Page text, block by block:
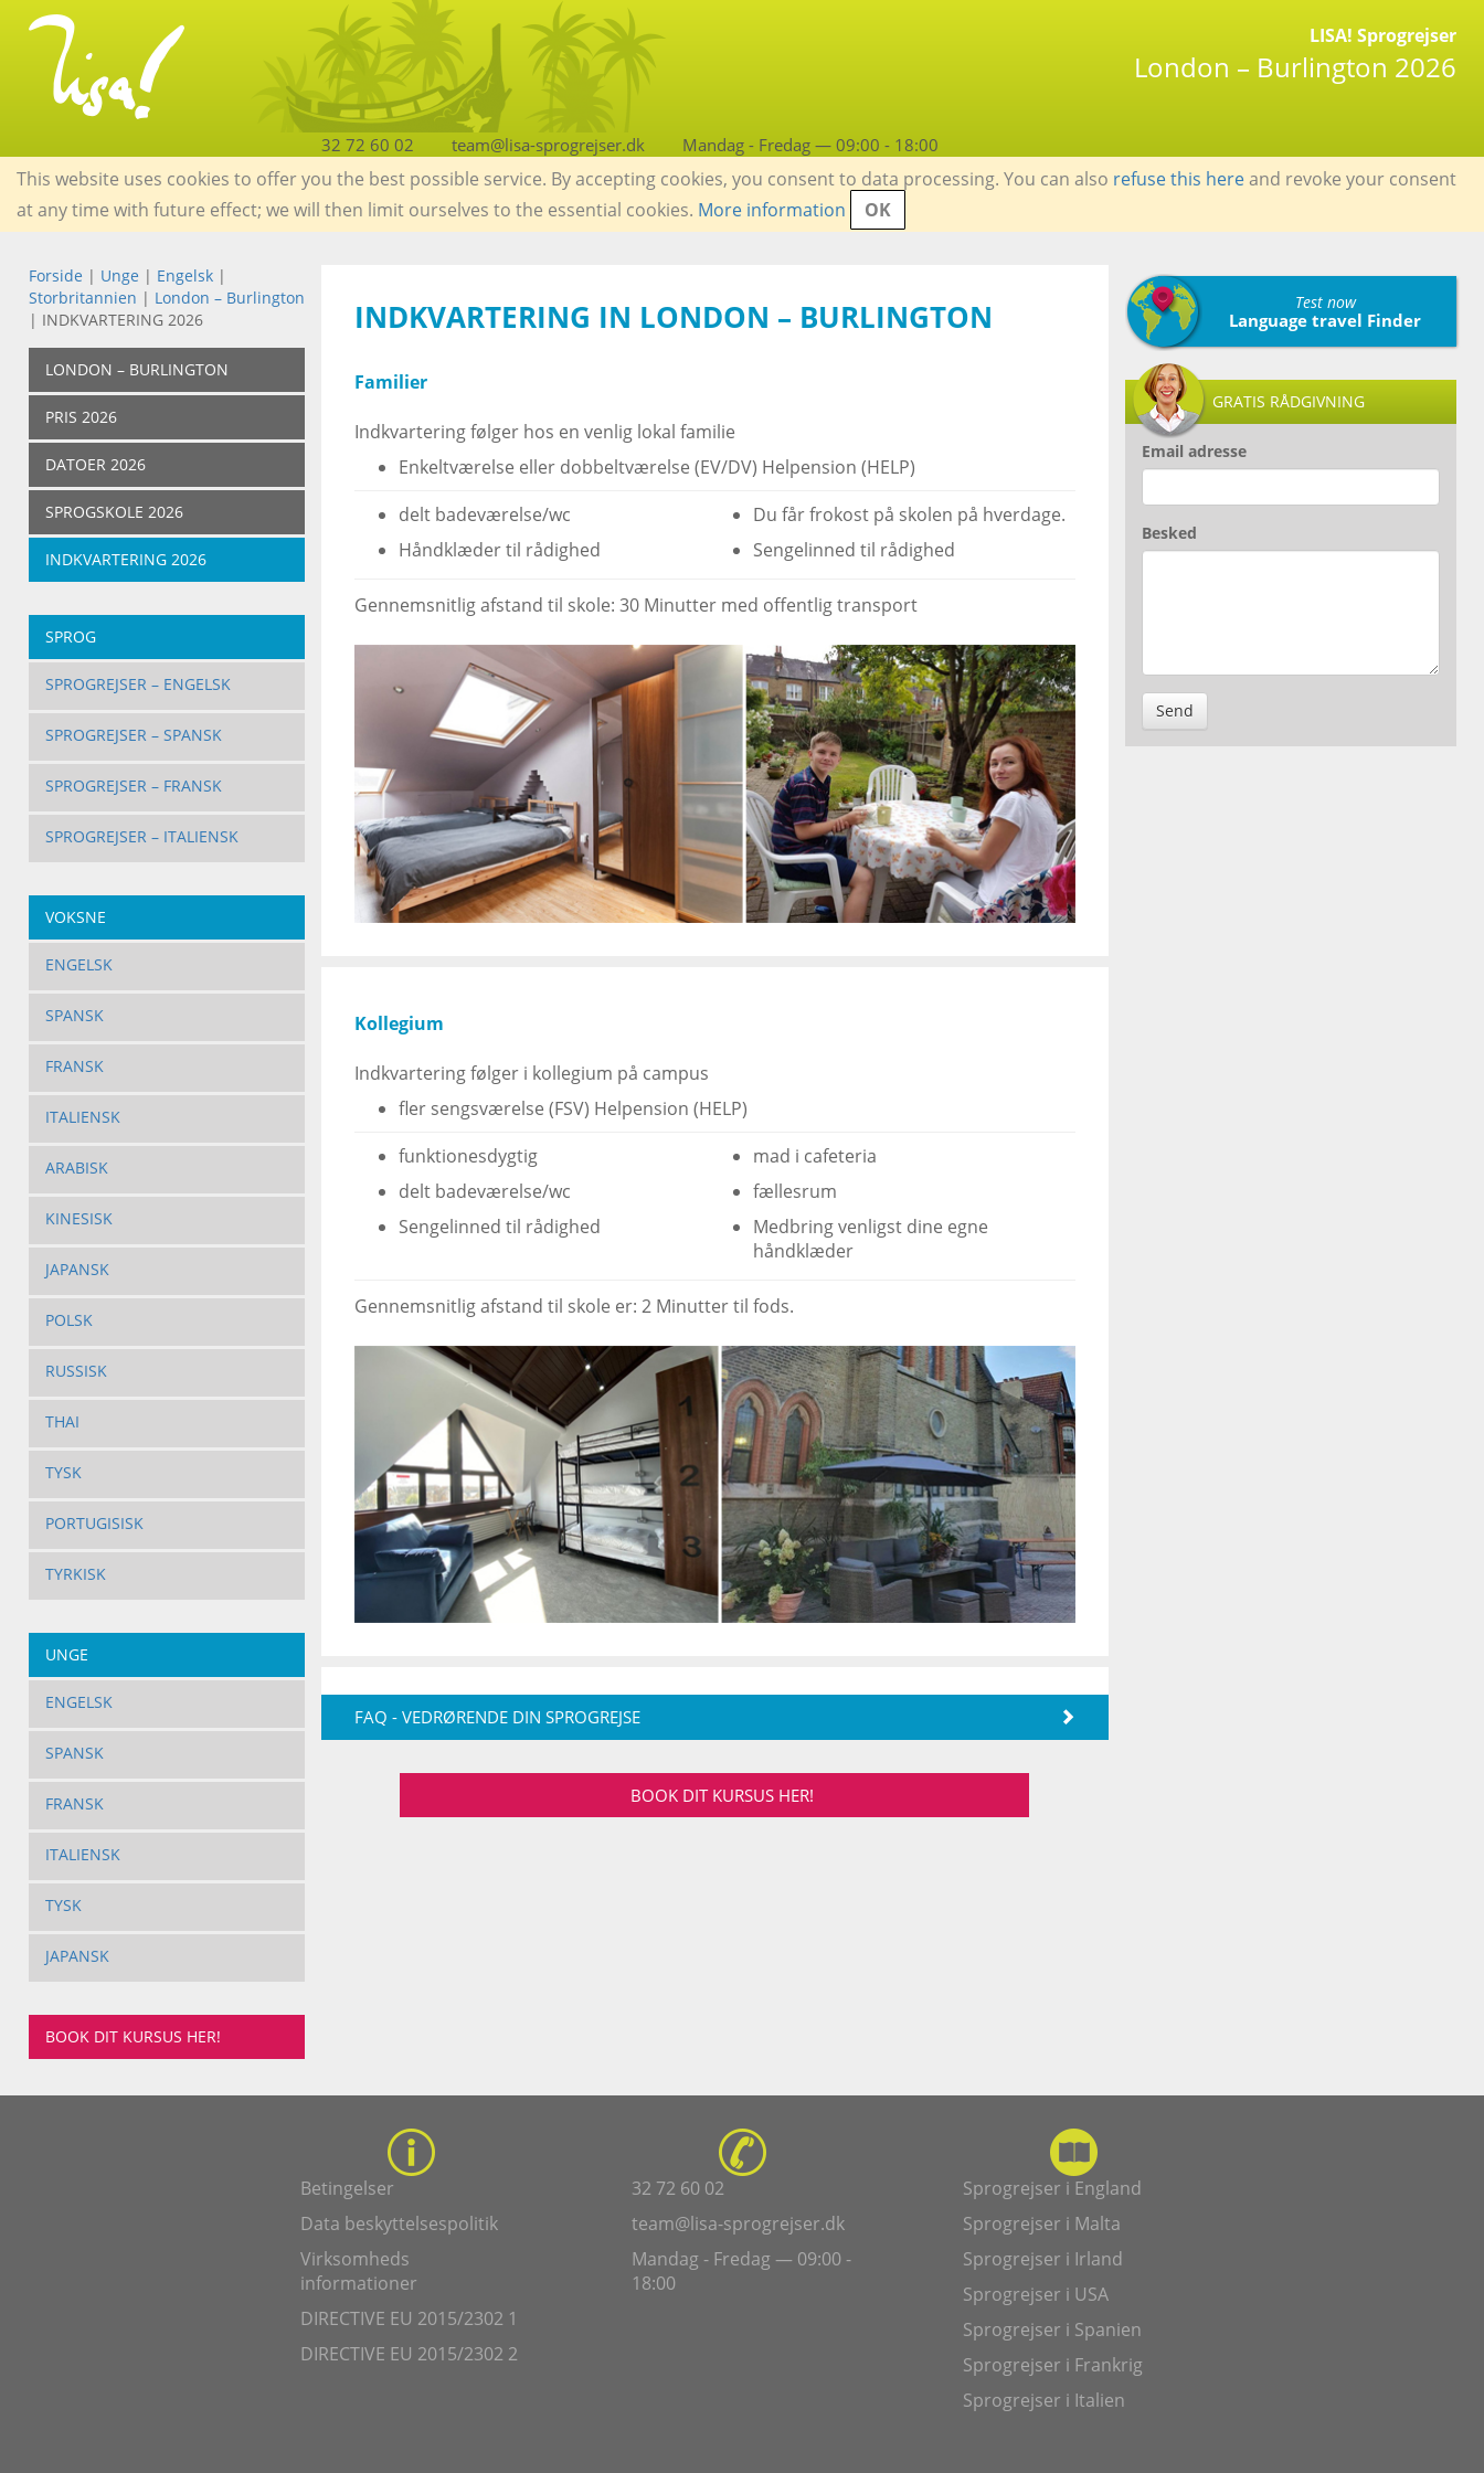
LISA! Sprogrejser
London – Burlington 2026
32 72 60 02 team@lisa-sprogrejser.dk Mandag - Fredag — 09:00 - 18:00
This website uses cookies to offer you the best possible service. By accepting cookies, you consent to data processing. You can also refuse this hereand revoke your consent
at any time with future effect; we will then limit ourselves to the essential cookies. More information OK
Forside | Unge | Engelsk|
Storbritannien | London – Burlington
| INDKVARTERING 2026
LONDON – BURLINGTON
PRIS 2026
DATOER 2026
SPROGSKOLE 2026
INDKVARTERING 2026
SPROG
SPROGREJSER – ENGELSK
SPROGREJSER – SPANSK
SPROGREJSER – FRANSK
SPROGREJSER – ITALIENSK
VOKSNE
ENGELSK
SPANSK
FRANSK
ITALIENSK
ARABISK
KINESISK
JAPANSK
POLSK
RUSSISK
THAI
TYSK
PORTUGISISK
TYRKISK
UNGE
ENGELSK
SPANSK
FRANSK
ITALIENSK
TYSK
JAPANSK
BOOK DIT KURSUS HER!
INDKVARTERING IN LONDON – BURLINGTON
Familier
Indkvartering følger hos en venlig lokal familie
Enkeltværelse eller dobbeltværelse (EV/DV) Helpension (HELP)
delt badeværelse/wc
Du får frokost på skolen på hverdage.
Håndklæder til rådighed
Sengelinned til rådighed
Gennemsnitlig afstand til skole: 30 Minutter med offentlig transport
Kollegium
Indkvartering følger i kollegium på campus
fler sengsværelse (FSV) Helpension (HELP)
funktionesdygtig
mad i cafeteria
delt badeværelse/wc
fællesrum
Sengelinned til rådighed
Medbring venligst dine egne
håndklæder
Gennemsnitlig afstand til skole er: 2 Minutter til fods.
FAQ - VEDRØRENDE DIN SPROGREJSE
BOOK DIT KURSUS HER!
Test now
Language travel Finder
GRATIS RÅDGIVNING
Email adresse
Besked
Send
Betingelser
Data beskyttelsespolitik
Virksomheds
informationer
DIRECTIVE EU 2015/2302 1
DIRECTIVE EU 2015/2302 2
32 72 60 02
team@lisa-sprogrejser.dk
Mandag - Fredag — 09:00 -
18:00
Sprogrejser i England
Sprogrejser i Malta
Sprogrejser i Irland
Sprogrejser i USA
Sprogrejser i Spanien
Sprogrejser i Frankrig
Sprogrejser i Italien